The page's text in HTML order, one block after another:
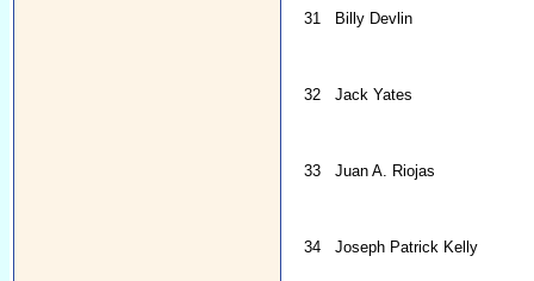
31 Billy Devlin
32 Jack Yates
33 Juan A. Riojas
34 Joseph Patrick Kelly